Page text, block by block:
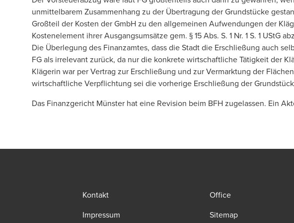
unmittelbarem Zusammenhang zu der Übertragung der Grundstücke
Großteil der Kosten der GmbH zu den allgemeinen Aufwendungen der
Kostenelement ihrer Ausgangsumsätze gem. § 15 Abs. S. 1 Nr. 1 S. 1 UStG
Die Überlegung des Finanzamtes, dass die Stadt die Erschließung auch
FG als irrelevant zurück, da nur die konkrete wirtschaftliche Tätigkeit der
Klägerin war per Vertrag zur Erschließung und zur Vermarktung der
wirtschaftliche Verpflichtung sei die vorherige Erschließung der
Das Finanzgericht Münster hat eine Revision beim BFH zugelassen. Ein
Kontakt
Office
Impressum
Sitemap